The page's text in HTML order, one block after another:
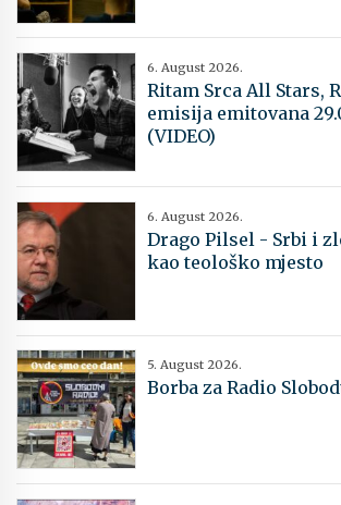
6. August 2026.
Ritam Srca All Stars,
emisija emitovana
(VIDEO)
6. August 2026.
Drago Pilsel - Srbi i
kao teološko mjesto
5. August 2026.
Borba za Radio